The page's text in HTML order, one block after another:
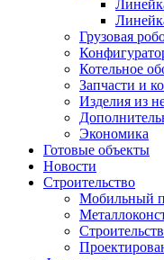
Грузовая
Котельное
Запчасти и
Изделия из
Экономика
Готовые объекты
Новости
Строительство
Мобильный